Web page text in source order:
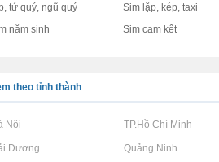
tứ quý, ngũ quý Sim lặp, kép, taxi
năm sinh
Sim cam kết
theo tỉnh thành
Nội Rao vặt tại TP.Hồ Chí Minh
Dương Rao vặt tại Quảng Ninh